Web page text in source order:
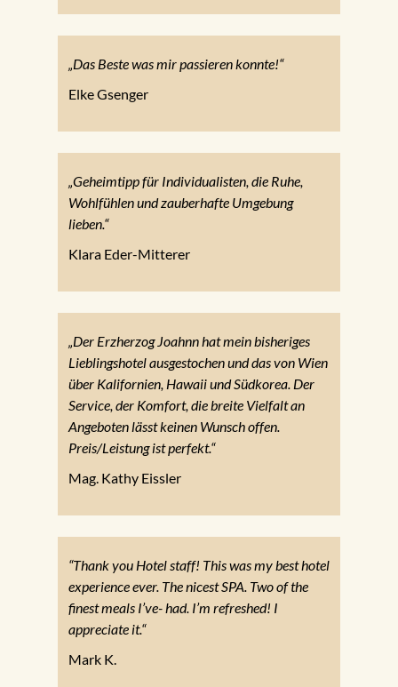
„Das Beste was mir passieren konnte!“
Elke Gsenger
„Geheimtipp für Individualisten, die Ruhe,
Wohlfühlen und zauberhafte Umgebung
lieben.“
Klara Eder-Mitterer
„Der Erzherzog Joahnn hat mein bisheriges
Lieblingshotel ausgestochen und das von Wien
über Kalifornien, Hawaii und Südkorea. Der
Service, der Komfort, die breite Vielfalt an
Angeboten lässt keinen Wunsch offen.
Preis/Leistung ist perfekt.“
Mag. Kathy Eissler
“Thank you Hotel staff! This was my best hotel
experience ever. The nicest SPA. Two of the
finest meals I’ve- had. I’m refreshed! I
appreciate it.“
Mark K.